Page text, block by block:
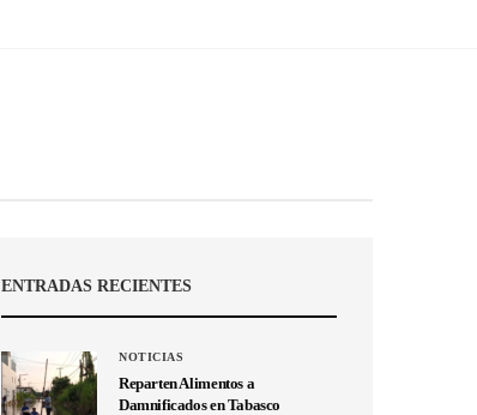
ENTRADAS RECIENTES
NOTICIAS
Reparten Alimentos a
Damnificados en Tabasco